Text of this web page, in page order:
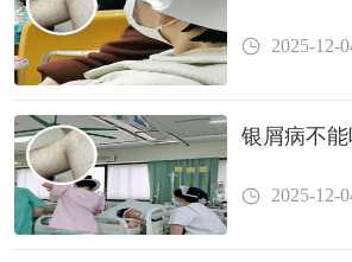
2025-12-
银屑病不
2025-12-